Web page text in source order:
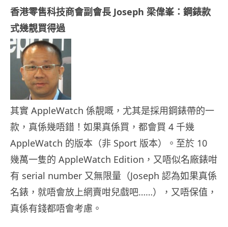
香港零售科技商會副會長 Joseph 梁偉峯：鋼錶款
式幾靚買得過
其實 AppleWatch 係靚嘅，尤其是採用鋼錶帶的一
款，真係幾唔錯！如果真係買，都會買 4 千幾
AppleWatch 的版本（非 Sport 版本）。至於 10
幾萬一隻的 AppleWatch Edition，又唔似名廠錶咁
有 serial number 又無限量（Joseph 認為如果真係
名錶，就唔會放上網賣咁兒戲吧……），又唔保值，
真係有錢都唔會考慮。